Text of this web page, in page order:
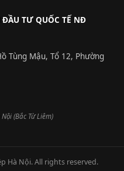
ĐẦU TƯ QUỐC TẾ NĐ
Tùng Mậu, Tổ 12, Phường
(Bắc Từ Liêm)
Hà Nội. All rights reserved.